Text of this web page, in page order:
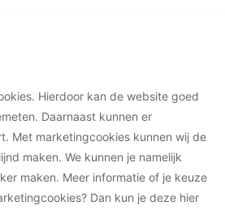
Hierdoor kan de website goed
Daarnaast kunnen er
Met marketingcookies kunnen wij de
maken. We kunnen je namelijk
maken. Meer informatie of je keuze
Dan kun je deze hier